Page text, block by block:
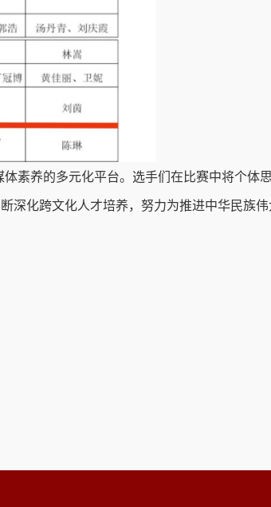
素养的多元化平台。选手们在比赛中将个体
深化跨文化人才培养，努力为推进中华民族